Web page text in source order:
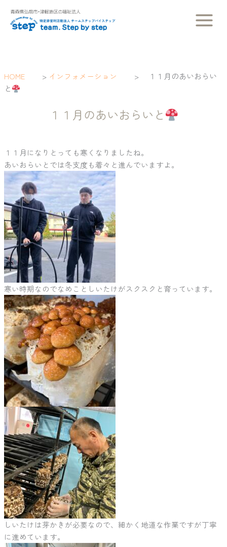
プHOME > インフォメーション >
１１月のあいおらい
と
１１月のあいおらいと
１１月になりとっても寒くなりましたね。
あいおらいとでは冬支度も着々と進んでいますよ。
寒い時期なのでなめことしいたけがスクスクと育っています。
しいたけは芽かきが必要なので、細かく地道な作業ですが丁寧
に進めています。